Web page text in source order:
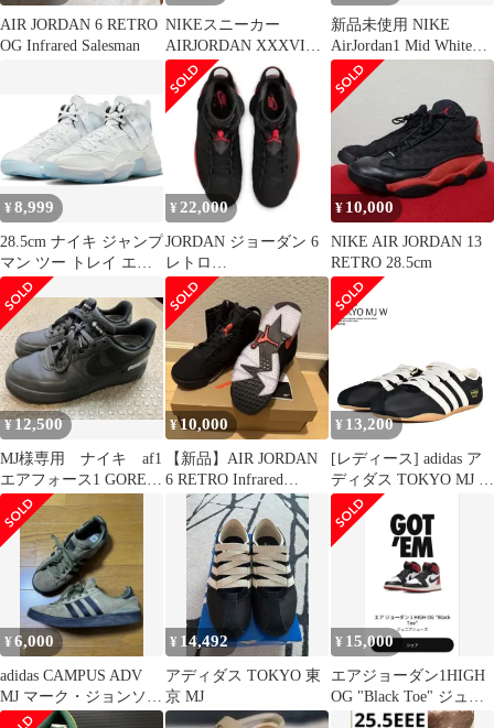
AIR JORDAN 6 RETRO
OG Infrared Salesman
NIKEスニーカー
AIRJORDAN XXXVI
LOW PF 26.5cm新品
新品未使用 NIKE
AirJordan1 Mid White
27.5cm
¥8,999
28.5cm ナイキ ジャンプ
マン ツー トレイ エア
ジョーダン バッシュ
¥ 22,000
JORDAN ジョーダン 6
レトロ
001BLACK/LTCRM
27.5cm
¥ 10,000
NIKE AIR JORDAN 13
RETRO 28.5cm
¥12,500
MJ様専用 ナイキ af1
エアフォース1 GORE-
TEX CT2858
¥10,000
【新品】AIR JORDAN
6 RETRO Infrared
Salesman
¥ 13,200
[レディース] adidas ア
ディダス TOKYO MJ W
トーキョー MJ ウィメ
ンズ ローカット スニー
カー メリージェーン バ
レエ シューズ 軽量 薄
底 ロープロ テラススタ
ル ストリート (ブラッ
ク/クリーム) JR4790
¥6,000
adidas CAMPUS ADV
MJ マーク・ジョンソン
26cm
¥ 14,492
アディダス TOKYO 東
京 MJ
¥ 15,000
エアジョーダン1HIGH
OG "Black Toe" ジュニ
アシューズ